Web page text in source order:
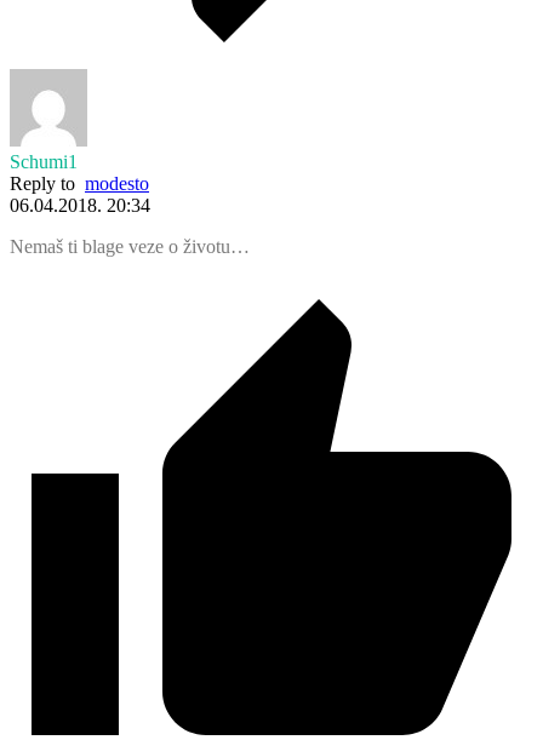
Schumi1
Reply to modesto
06.04.2018. 20:34
Nemaš ti blage veze o životu…